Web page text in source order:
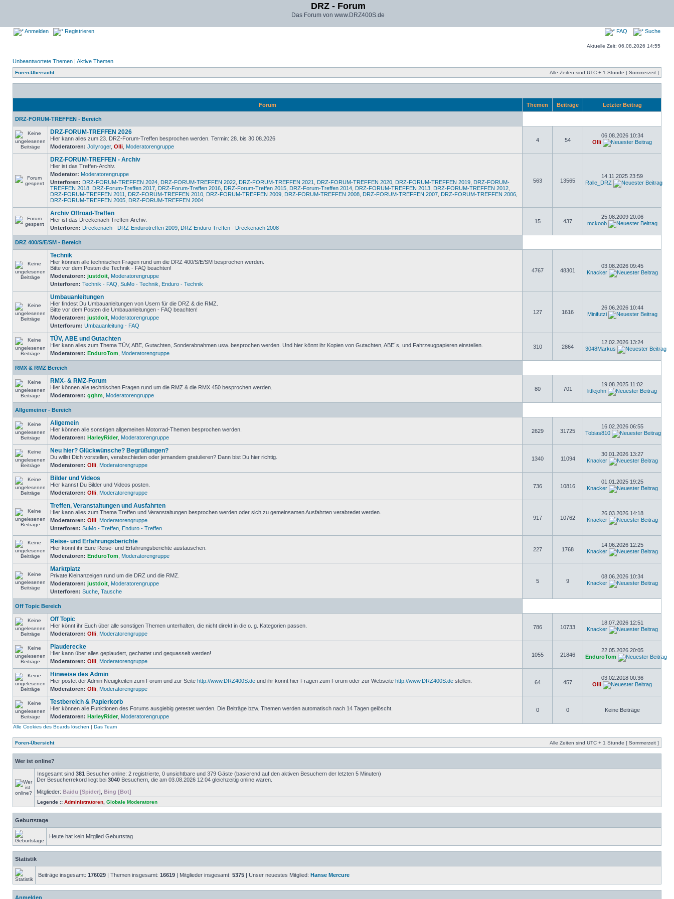
DRZ - Forum
Das Forum von www.DRZ400S.de
Anmelden Registrieren FAQ Suche
Aktuelle Zeit: 06.08.2026 14:55
Unbeantwortete Themen | Aktive Themen
Foren-Übersicht Alle Zeiten sind UTC + 1 Stunde [ Sommerzeit ]
Forum Themen Beiträge Letzter Beitrag
DRZ-FORUM-TREFFEN - Bereich
DRZ-FORUM-TREFFEN 2026
Hier kann alles zum 23. DRZ-Forum-Treffen besprochen werden. Termin: 28. bis 30.08.2026
Moderatoren: Jollyroger, Olli Moderatorengruppe
4 54
06.08.2026 10:34
Olli
DRZ-FORUM-TREFFEN - Archiv
Hier ist das Treffen-Archiv.
Moderator: Moderatorengruppe
Unterforen: DRZ-FORUM-TREFFEN 2024 DRZ-FORUM-TREFFEN 2022 DRZ-FORUM-TREFFEN 2021 DRZ-FORUM-TREFFEN 2020 DRZ-FORUM-TREFFEN 2019 DRZ-FORUM-
TREFFEN 2018 DRZ-Forum-Treffen 2017 DRZ-Forum-Treffen 2016 DRZ-Forum-Treffen 2015 DRZ-Forum-Treffen 2014 DRZ-FORUM-TREFFEN 2013 DRZ-FORUM-TREFFEN 2012
DRZ-FORUM-TREFFEN 2011
DRZ-FORUM-TREFFEN 2010 DRZ-FORUM-TREFFEN 2009 DRZ-FORUM-TREFFEN 2008 DRZ-FORUM-TREFFEN 2007 DRZ-FORUM-TREFFEN 2006
DRZ-FORUM-TREFFEN 2005 DRZ-FORUM-TREFFEN 2004
563 13565
14.11.2025 23:59
Ralle_DRZ
Archiv Offroad-Treffen
Hier ist das Dreckenach Treffen-Archiv.
Unterforen: Dreckenach - DRZ-Endurotreffen 2009 DRZ Enduro Treffen - Dreckenach 2008
15 437
25.08.2009 20:06
mckoob
DRZ 400/S/E/SM - Bereich
Technik
Hier können alle technischen Fragen rund um die DRZ 400/S/E/SM besprochen werden.
Bitte vor dem Posten die Technik - FAQ beachten!
Moderatoren: justdoit Moderatorengruppe
Unterforen: Technik - FAQ SuMo - Technik Enduro - Technik
4767 48301
03.08.2026 09:45
Knacker
Umbauanleitungen
Hier findest Du Umbauanleitungen von Usern für die DRZ & die RMZ.
Bitte vor dem Posten die Umbauanleitungen - FAQ beachten!
Moderatoren: justdoit Moderatorengruppe
Unterforum: Umbauanleitung - FAQ
127 1616
26.06.2026 10:44
Minifutzi
TÜV, ABE und Gutachten
Hier kann alles zum Thema TÜV, ABE, Gutachten, Sonderabnahmen usw. besprochen werden. Und hier könnt ihr Kopien von Gutachten, ABE´s, und Fahrzeugpapieren einstellen.
Moderatoren: EnduroTom Moderatorengruppe
310 2864
12.02.2026 13:24
3048Markus
RMX & RMZ Bereich
RMX- & RMZ-Forum
Hier können alle technischen Fragen rund um die RMZ & die RMX 450 besprochen werden.
Moderatoren: gghm Moderatorengruppe
80 701
19.08.2025 11:02
littlejohn
Allgemeiner - Bereich
Allgemein
Hier können alle sonstigen allgemeinen Motorrad-Themen besprochen werden.
Moderatoren: HarleyRider, Moderatorengruppe
2629 31725
16.02.2026 06:55
Tobias810
Neu hier? Glückwünsche? Begrüßungen?
Du willst Dich vorstellen, verabschieden oder jemandem gratulieren? Dann bist Du hier richtig.
Moderatoren: Olli Moderatorengruppe
1340 11094
30.01.2026 13:27
Knacker
Bilder und Videos
Hier kannst Du Bilder und Videos posten.
Moderatoren: Olli Moderatorengruppe
736 10816
01.01.2025 19:25
Knacker
Treffen, Veranstaltungen und Ausfahrten
Hier kann alles zum Thema Treffen und Veranstaltungen besprochen werden oder sich zu gemeinsamen Ausfahrten verabredet werden.
Moderatoren: Olli Moderatorengruppe
Unterforen: SuMo - Treffen Enduro - Treffen
917 10762
26.03.2026 14:18
Knacker
Reise- und Erfahrungsberichte
Hier könnt ihr Eure Reise- und Erfahrungsberichte austauschen.
Moderatoren: EnduroTom Moderatorengruppe
227 1768
14.06.2026 12:25
Knacker
Marktplatz
Private Kleinanzeigen rund um die DRZ und die RMZ.
Moderatoren: justdoit Moderatorengruppe
Unterforen: Suche Tausche
5 9
08.06.2026 10:34
Knacker
Off Topic Bereich
Off Topic
Hier könnt ihr Euch über alle sonstigen Themen unterhalten, die nicht direkt in die o. g. Kategorien passen.
Moderatoren: Olli Moderatorengruppe
786 10733
18.07.2026 12:51
Knacker
Plauderecke
Hier kann über alles geplaudert, gechattet und gequasselt werden!
Moderatoren: Olli Moderatorengruppe
1055 21846
22.05.2026 20:05
EnduroTom
Hinweise des Admin
Hier postet der Admin Neuigkeiten zum Forum und zur Seite http://www.DRZ400S.de und ihr könnt hier Fragen zum Forum oder zur Webseite http://www.DRZ400S.de stellen.
Moderatoren: Olli Moderatorengruppe
64 457
03.02.2018 00:36
Olli
Testbereich & Papierkorb
Hier können alle Funktionen des Forums ausgiebig getestet werden. Die Beiträge bzw. Themen werden automatisch nach 14 Tagen gelöscht.
Moderatoren: HarleyRider, Moderatorengruppe
0 0 Keine Beiträge
Alle Cookies des Boards löschen | Das Team
Foren-Übersicht Alle Zeiten sind UTC + 1 Stunde [ Sommerzeit ]
Wer ist online?
Insgesamt sind 381 Besucher online: 2 registrierte, 0 unsichtbare und 379 Gäste (basierend auf den aktiven Besuchern der letzten 5 Minuten)
Der Besucherrekord liegt bei 3040 Besuchern, die am 03.08.2026 12:04 gleichzeitig online waren.
Mitglieder: Baidu [Spider] Bing [Bot]
Legende :: Administratoren Globale Moderatoren
Geburtstage
Heute hat kein Mitglied Geburtstag
Statistik
Beiträge insgesamt: 176029 | Themen insgesamt: 16619 | Mitglieder insgesamt: 5375 | Unser neuestes Mitglied: Hanse Mercure
Anmelden